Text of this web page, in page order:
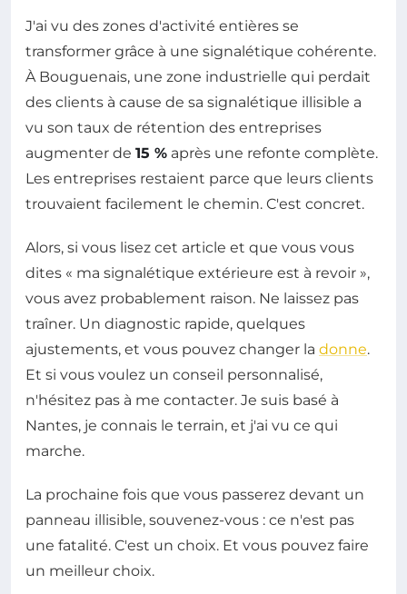
J'ai vu des zones d'activité entières se
transformer grâce à une signalétique cohérente.
À Bouguenais, une zone industrielle qui perdait
des clients à cause de sa signalétique illisible a
vu son taux de rétention des entreprises
augmenter de 15 % après une refonte complète.
Les entreprises restaient parce que leurs clients
trouvaient facilement le chemin. C'est concret.
Alors, si vous lisez cet article et que vous vous
dites « ma signalétique extérieure est à revoir »,
vous avez probablement raison. Ne laissez pas
traîner. Un diagnostic rapide, quelques
ajustements, et vous pouvez changer la donne.
Et si vous voulez un conseil personnalisé,
n'hésitez pas à me contacter. Je suis basé à
Nantes, je connais le terrain, et j'ai vu ce qui
marche.
La prochaine fois que vous passerez devant un
panneau illisible, souvenez-vous : ce n'est pas
une fatalité. C'est un choix. Et vous pouvez faire
un meilleur choix.